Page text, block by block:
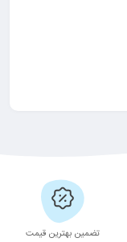
تضمین بهترین قیمت